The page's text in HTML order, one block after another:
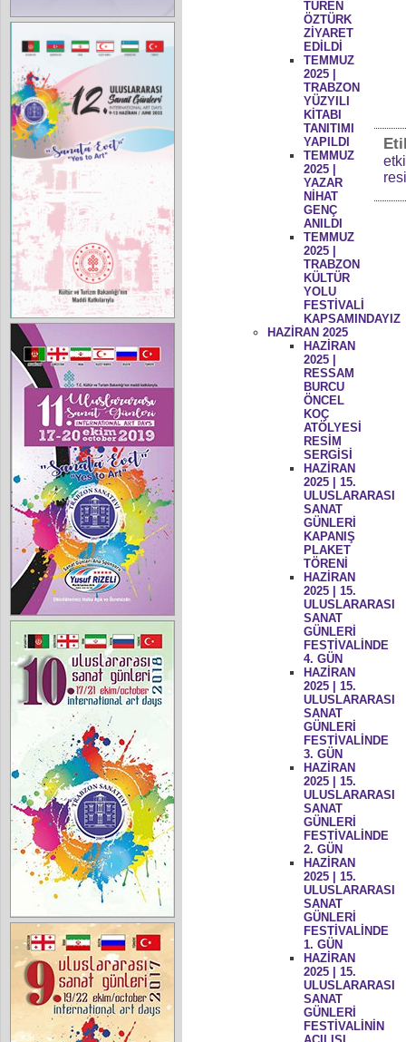
TÜREN
ÖZTÜRK
ZİYARET
EDİLDİ
TEMMUZ
2025 |
TRABZON
YÜZYILI
KİTABI
TANITIMI
YAPILDI
TEMMUZ
2025 |
YAZAR
NİHAT
GENÇ
ANILDI
TEMMUZ
2025 |
TRABZON
KÜLTÜR
YOLU
FESTİVALİ
KAPSAMINDAYIZ
HAZİRAN 2025
HAZİRAN
2025 |
RESSAM
BURCU
ÖNCEL
KOÇ
ATÖLYESİ
RESİM
SERGİSİ
HAZİRAN
2025 | 15.
ULUSLARARASI
SANAT
GÜNLERİ
KAPANIŞ
PLAKET
TÖRENİ
HAZİRAN
2025 | 15.
ULUSLARARASI
SANAT
GÜNLERİ
FESTİVALİNDE
4. GÜN
HAZİRAN
2025 | 15.
ULUSLARARASI
SANAT
GÜNLERİ
FESTİVALİNDE
3. GÜN
HAZİRAN
2025 | 15.
ULUSLARARASI
SANAT
GÜNLERİ
FESTİVALİNDE
2. GÜN
HAZİRAN
2025 | 15.
ULUSLARARASI
SANAT
GÜNLERİ
FESTİVALİNDE
1. GÜN
HAZİRAN
2025 | 15.
ULUSLARARASI
SANAT
GÜNLERİ
FESTİVALİNİN